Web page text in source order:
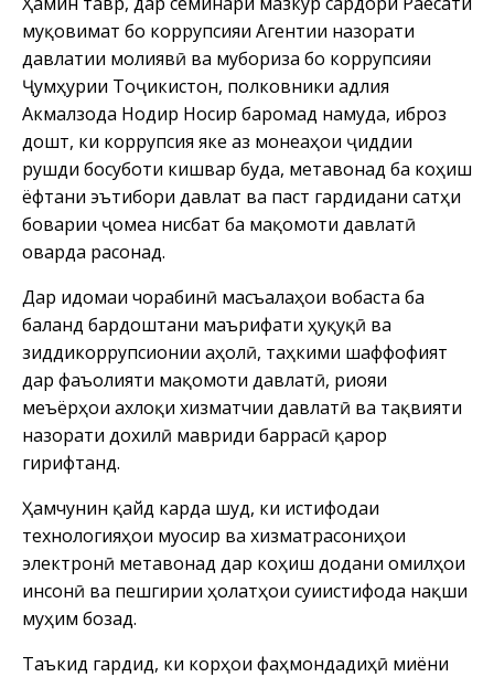
муқовимат бо коррупсияи Агентии назорати
давлатии молиявӣ ва мубориза бо коррупсияи
Ҷумҳурии Тоҷикистон, полковники адлия
Акмалзода Нодир Носир баромад намуда, иброз
дошт, ки коррупсия яке аз монеаҳои ҷиддии
рушди босуботи кишвар буда, метавонад ба коҳиш
ёфтани эътибори давлат ва паст гардидани сатҳи
боварии ҷомеа нисбат ба мақомоти давлатӣ
оварда расонад.
Дар идомаи чорабинӣ масъалаҳои вобаста ба
баланд бардоштани маърифати ҳуқуқӣ ва
зиддикоррупсионии аҳолӣ, таҳкими шаффофият
дар фаъолияти мақомоти давлатӣ, риояи
меъёрҳои ахлоқи хизматчии давлатӣ ва тақвияти
назорати дохилӣ мавриди баррасӣ қарор
гирифтанд.
Ҳамчунин қайд карда шуд, ки истифодаи
технологияҳои муосир ва хизматрасониҳои
электронӣ метавонад дар коҳиш додани омилҳои
инсонӣ ва пешгирии ҳолатҳои суиистифода нақши
муҳим бозад.
Таъкид гардид, ки корҳои фаҳмондадиҳӣ миёни